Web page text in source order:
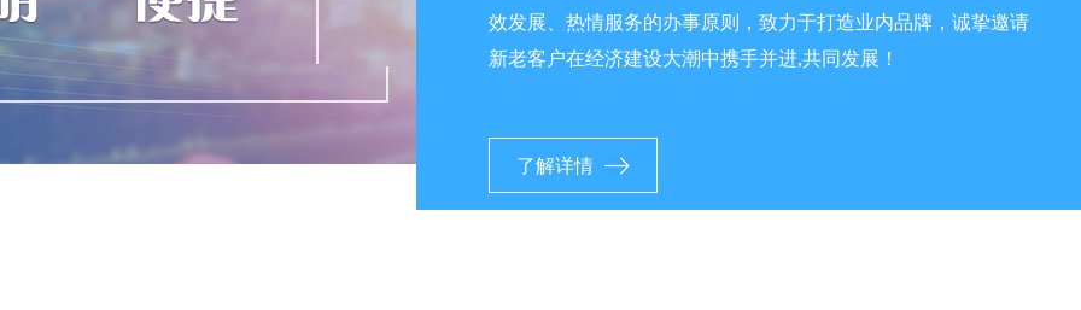
效发展、热情服务的办事原则，致力于打造业内品牌，诚挚邀请
新老客户在经济建设大潮中携手并进,共同发展！
了解详情